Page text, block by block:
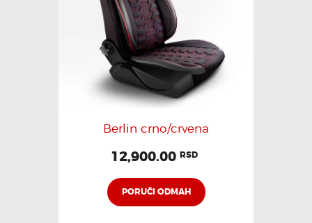
Berlin crno/crvena
12,900.00 RSD
PORUČI ODMAH